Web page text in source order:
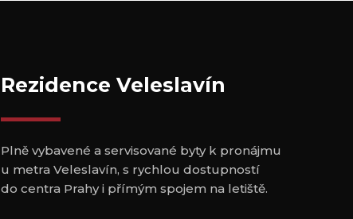
Rezidence Veleslavín
Plně vybavené a servisované byty k pronájmu
u metra Veleslavín, s rychlou dostupností
do centra Prahy i přímým spojem na letiště.